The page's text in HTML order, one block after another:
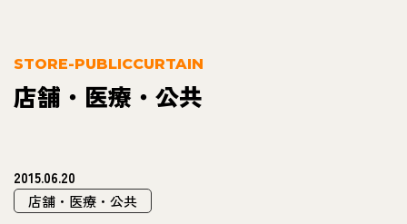
STORE-PUBLICCURTAIN
店舗・医療・公共
2015.06.20
店舗・医療・公共